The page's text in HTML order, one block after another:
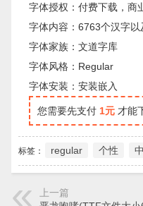
字体授权：付费下载，商
字体内容：6763个汉字
字体家族：文道字库
字体风格：Regular
字体安装：安装嵌入
您需要先支付 1元 才能
标签： regular 个性
上一篇